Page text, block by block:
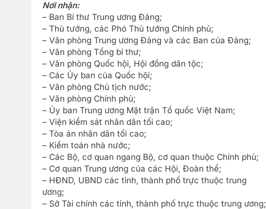
Nơi nhận:
– Ban Bí thư Trung ương Đảng;
– Thủ tướng, các Phó Thủ tướng Chính phủ;
– Văn phòng Trung ương Đảng và các Ban của Đảng;
– Văn phòng Tổng bí thư;
– Văn phòng Quốc hội, Hội đồng dân tộc;
– Các Ủy ban của Quốc hội;
– Văn phòng Chủ tịch nước;
– Văn phòng Chính phủ;
– Ủy ban Trung ương Mặt trận Tổ quốc Việt Nam;
– Viện kiểm sát nhân dân tối cao;
– Tòa án nhân dân tối cao;
– Kiểm toán nhà nước;
– Các Bộ, cơ quan ngang Bộ, cơ quan thuộc Chính phủ;
– Cơ quan Trung ương của các Hội, Đoàn thể;
– HĐND, UBND các tỉnh, thành phố trực thuộc trung
ương;
– Sở Tài chính các tỉnh, thành phố trực thuộc trung ương;